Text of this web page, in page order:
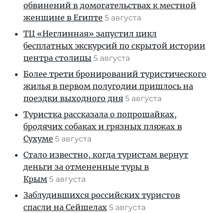
обвинений в домогательствах к местной
женщине в Египте 5 августа
ТЦ «Неглинная» запустил цикл
бесплатных экскурсий по скрытой истории
центра столицы 5 августа
Более трети бронирований туристического
жилья в первом полугодии пришлось на
поездки выходного дня 5 августа
Туристка рассказала о попрошайках,
бродячих собаках и грязных пляжах в
Сухуме 5 августа
Стало известно, когда туристам вернут
деньги за отмененные туры в
Крым 5 августа
Заблудившихся российских туристов
спасли на Сейшелах 5 августа